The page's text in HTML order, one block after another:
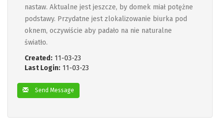
nastaw. Aktualne jest jeszcze, by domek miał potężne
podstawy. Przydatne jest zlokalizowanie biurka pod
oknem, oczywiście aby padało na nie naturalne
światło.
Created: 11-03-23
Last Login: 11-03-23
Send Message